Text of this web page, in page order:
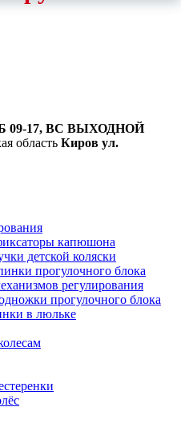
09-17, ВС ВЫХОДНОЙ
область Киров ул.
капюшона
детской коляски
прогулочного блока
регулирования
прогулочного блока
в люльке